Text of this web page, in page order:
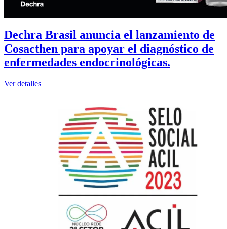
Dechra Brasil anuncia el lanzamiento de
Cosacthen para apoyar el diagnóstico de
enfermedades endocrinológicas.
Ver detalles